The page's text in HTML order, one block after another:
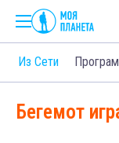
Из Сети
Бегемот